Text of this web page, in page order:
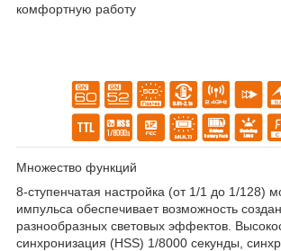
комфортную работу
Множество функций
8-ступенчатая настройка (от 1/1 до 1/128)
импульса обеспечивает возможность
разнообразных световых эффектов.
синхронизация (HSS) 1/8000 секунды,